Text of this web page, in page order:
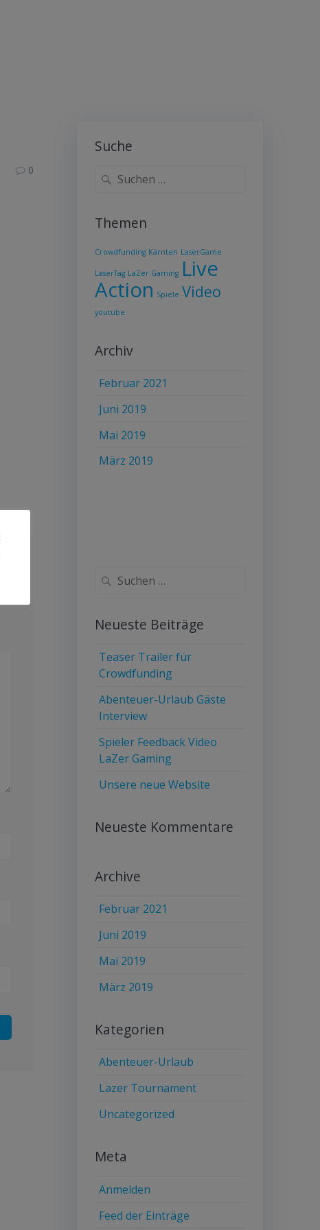
0
Suche
Suche
nach:
Themen
Crowdfunding Kärnten LaserGame
LaserTag LaZer Gaming Live
Action Spiele Video
youtube
Archiv
Februar 2021
Juni 2019
Mai 2019
März 2019
Suche
nach:
Neueste Beiträge
Teaser Trailer für
Crowdfunding
Abenteuer-Urlaub Gäste
Interview
Spieler Feedback Video
LaZer Gaming
Unsere neue Website
Neueste Kommentare
Archive
Februar 2021
Juni 2019
Mai 2019
März 2019
Kategorien
Abenteuer-Urlaub
Lazer Tournament
Uncategorized
Meta
Anmelden
Feed der Einträge